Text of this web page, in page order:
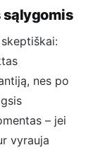
sąlygomis
nes po
– jei
vyrauja